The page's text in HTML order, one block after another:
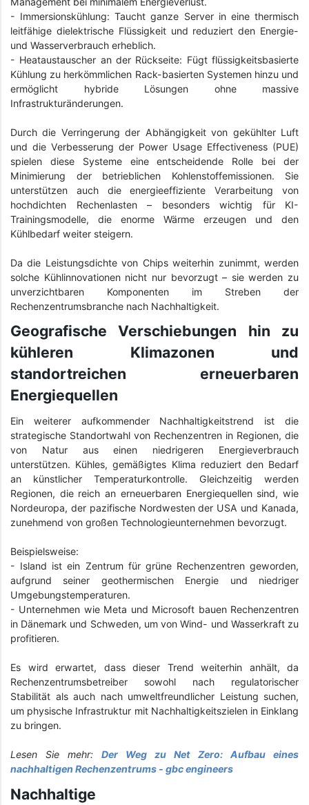
- Immersionskühlung: Taucht ganze Server in eine thermisch
leitfähige dielektrische Flüssigkeit und reduziert den Energie-
und Wasserverbrauch erheblich.
- Heataustauscher an der Rückseite: Fügt flüssigkeitsbasierte
Kühlung zu herkömmlichen Rack-basierten Systemen hinzu und
ermöglicht hybride Lösungen ohne massive
Infrastrukturänderungen.
Durch die Verringerung der Abhängigkeit von gekühlter Luft
und die Verbesserung der Power Usage Effectiveness (PUE)
spielen diese Systeme eine entscheidende Rolle bei der
Minimierung der betrieblichen Kohlenstoffemissionen. Sie
unterstützen auch die energieeffiziente Verarbeitung von
hochdichten Rechenlasten – besonders wichtig für KI-
Trainingsmodelle, die enorme Wärme erzeugen und den
Kühlbedarf weiter steigern.
Da die Leistungsdichte von Chips weiterhin zunimmt, werden
solche Kühlinnovationen nicht nur bevorzugt – sie werden zu
unverzichtbaren Komponenten im Streben der
Rechenzentrumsbranche nach Nachhaltigkeit.
Geografische Verschiebungen hin zu
kühleren Klimazonen und
standortreichen erneuerbaren
Energiequellen
Ein weiterer aufkommender Nachhaltigkeitstrend ist die
strategische Standortwahl von Rechenzentren in Regionen, die
von Natur aus einen niedrigeren Energieverbrauch
unterstützen. Kühles, gemäßigtes Klima reduziert den Bedarf
an künstlicher Temperaturkontrolle. Gleichzeitig werden
Regionen, die reich an erneuerbaren Energiequellen sind, wie
Nordeuropa, der pazifische Nordwesten der USA und Kanada,
zunehmend von großen Technologieunternehmen bevorzugt.
Beispielsweise:
- Island ist ein Zentrum für grüne Rechenzentren geworden,
aufgrund seiner geothermischen Energie und niedriger
Umgebungstemperaturen.
- Unternehmen wie Meta und Microsoft bauen Rechenzentren
in Dänemark und Schweden, um von Wind- und Wasserkraft zu
profitieren.
Es wird erwartet, dass dieser Trend weiterhin anhält, da
Rechenzentrumsbetreiber sowohl nach regulatorischer
Stabilität als auch nach umweltfreundlicher Leistung suchen,
um physische Infrastruktur mit Nachhaltigkeitszielen in Einklang
zu bringen.
Lesen Sie mehr: Der Weg zu Net Zero: Aufbau eines
nachhaltigen Rechenzentrums - gbc engineers
Nachhaltige